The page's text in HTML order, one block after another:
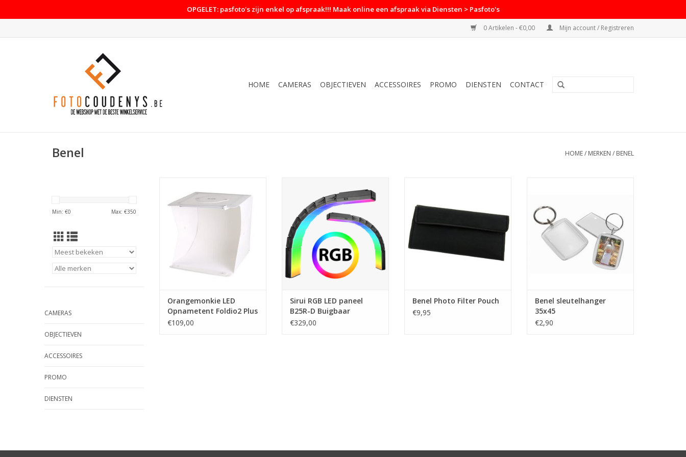
OPGELET: pasfoto's zijn enkel op afspraak!!! Maak online een afspraak via Diensten > Pasfoto's
0 Artikelen - €0,00 Mijn account / Registreren
HOME CAMERAS OBJECTIEVEN ACCESSOIRES PROMO DIENSTEN CONTACT
Benel HOME/ MERKEN / BENEL
Min: €0 Max: €350
CAMERAS
OBJECTIEVEN
ACCESSOIRES
PROMO
DIENSTEN
Opnametent Foldio2 Plus
38x38x38 Opvouwbaar
Orangemonkie LED
Opnametent Foldio2 Plus
38x38x38 Opvouwbaar
€109,00
Buigbaar
TOEVOEGEN AAN WINKELWAGEN
Sirui RGB LED paneel
B25R-D Buigbaar
€329,00
Benel Photo Filter Pouch
€9,95
Benel sleutelhanger
35x45
€2,90